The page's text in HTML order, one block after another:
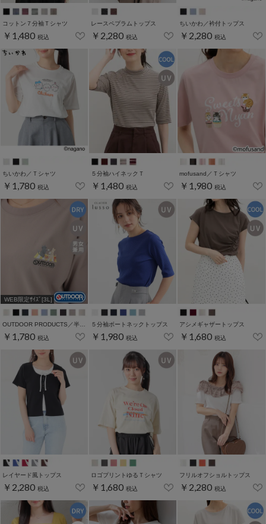
コットン７分袖Ｔシャツ
￥1,480 税込
レースペプラムトップス
￥2,280 税込
ちいかわ／衿付トップス
￥2,280 税込
ちいかわ／Ｔシャツ
￥1,780 税込
５分袖ハイネックＴ
￥1,480 税込
mofusand／Ｔシャツ
￥1,980 税込
WEB限定ｻｲｽﾞ[3L]
￥1,780 税込
５分袖ボートネックトップス
￥1,980 税込
アシメギャザートップス
￥1,680 税込
レイヤード風トップス
￥2,280 税込
ロゴプリントゆるＴシャツ
￥1,680 税込
フリルオフショルトップス
￥2,280 税込